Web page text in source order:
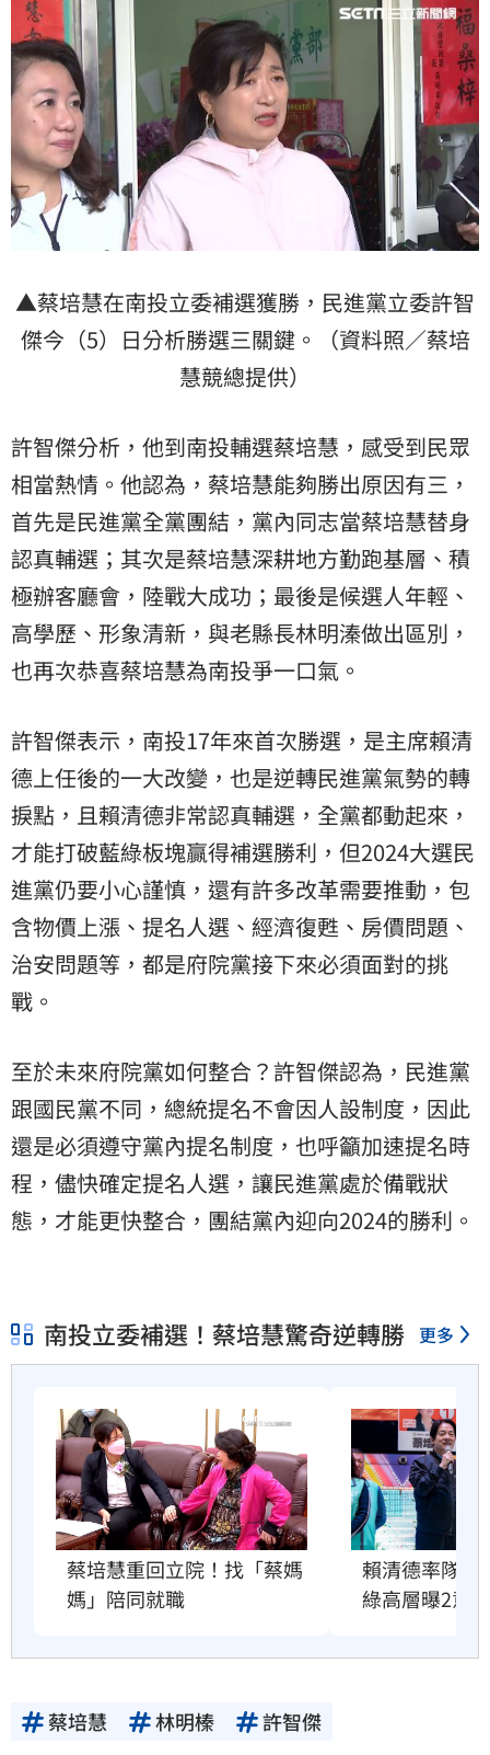
▲蔡培慧在南投立委補選獲勝，民進黨立委許智
傑今（5）日分析勝選三關鍵。（資料照／蔡培
慧競總提供）
許智傑分析，他到南投輔選蔡培慧，感受到民眾
相當熱情。他認為，蔡培慧能夠勝出原因有三，
首先是民進黨全黨團結，黨內同志當蔡培慧替身
認真輔選；其次是蔡培慧深耕地方勤跑基層、積
極辦客廳會，陸戰大成功；最後是候選人年輕、
高學歷、形象清新，與老縣長林明溱做出區別，
也再次恭喜蔡培慧為南投爭一口氣。
許智傑表示，南投17年來首次勝選，是主席賴清
德上任後的一大改變，也是逆轉民進黨氣勢的轉
捩點，且賴清德非常認真輔選，全黨都動起來，
才能打破藍綠板塊贏得補選勝利，但2024大選民
進黨仍要小心謹慎，還有許多改革需要推動，包
含物價上漲、提名人選、經濟復甦、房價問題、
治安問題等，都是府院黨接下來必須面對的挑
戰。
至於未來府院黨如何整合？許智傑認為，民進黨
跟國民黨不同，總統提名不會因人設制度，因此
還是必須遵守黨內提名制度，也呼籲加速提名時
程，儘快確定提名人選，讓民進黨處於備戰狀
態，才能更快整合，團結黨內迎向2024的勝利。
南投立委補選！蔡培慧驚奇逆轉勝 更多
蔡培慧重回立院！找「蔡媽
媽」陪同就職
賴清德率隊南
綠高層曝2意義
蔡培慧 林明榛 許智傑